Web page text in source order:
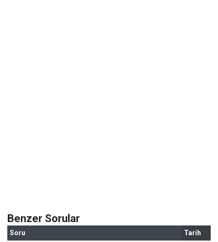
Benzer Sorular
Soru Tarih